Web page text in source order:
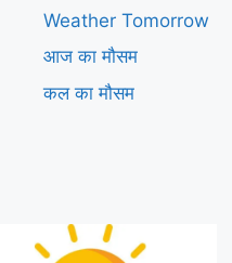
Weather Tomorrow
आज का मौसम
कल का मौसम